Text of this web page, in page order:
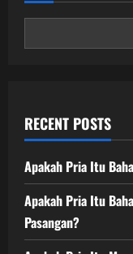
RECENT POSTS
Apakah Pria Itu
Apakah Pria Itu
Pasangan?